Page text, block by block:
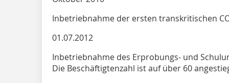
Inbetriebnahme der ersten transkritischen
01.07.2012
Inbetriebnahme des Erprobungs- und
Die Beschäftigtenzahl ist auf über 60